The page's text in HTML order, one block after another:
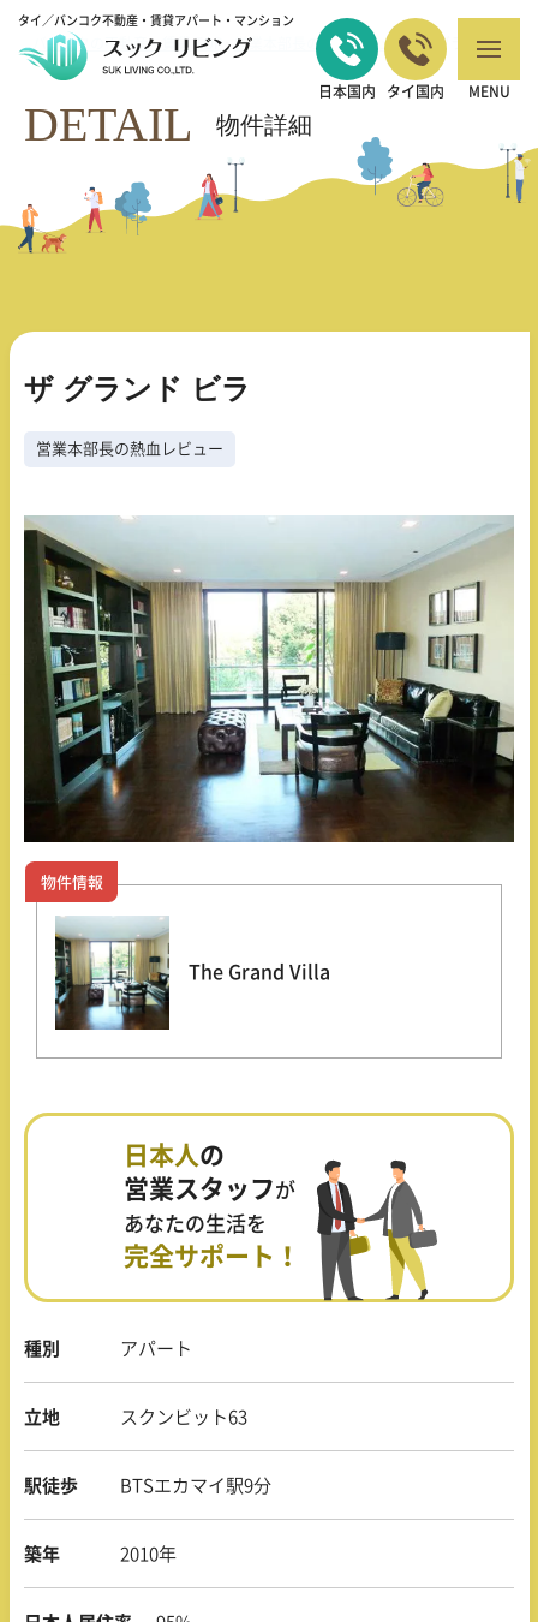
タイ／バンコク不動産・賃貸アパート・マンション
日本国内 タイ国内 MENU
バンコクの不動産・賃貸 TOP >営業本部長の熱血レビュー >ザ グランド ビ
ラ
DETAIL 物件詳細
ザ グランド ビラ
営業本部長の熱血レビュー
物件情報
The Grand Villa
種別 アパート
立地 スクンビット63
駅徒歩 BTSエカマイ駅9分
築年 2010年
日本人の
営業スタッフが
あなたの生活を
完全サポート！